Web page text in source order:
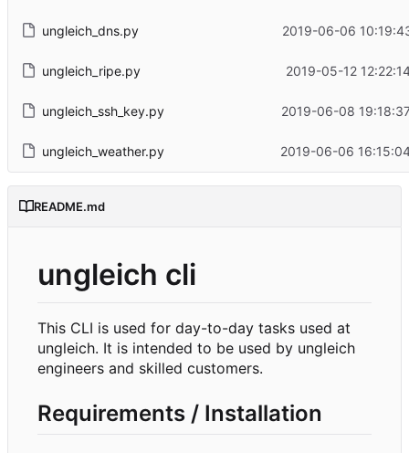
ungleich_dns.py 2019-06-06
ungleich_ripe.py 2019-05-12
ungleich_ssh_key.py 2019-06-08
ungleich_weather.py 2019-06-06
README.md
ungleich cli
This CLI is used for day-to-day tasks used at
ungleich. It is intended to be used by ungleich
engineers and skilled customers.
Requirements / Installation